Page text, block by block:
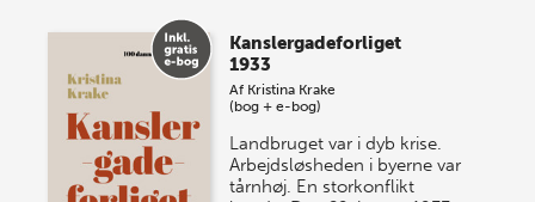
Kanslergadeforliget
1933
Af Kristina Krake
(bog + e-bog)
Landbruget var i dyb krise.
Arbejdsløsheden i byerne var
tårnhøj. En storkonflikt